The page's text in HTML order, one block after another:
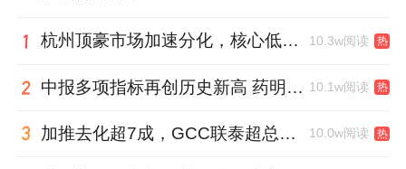
杭州顶豪市场加速分化，核心低密资产迎来价值兑现 10.3w阅读 热
中报多项指标再创历史新高 药明康德将高质量发展成果“分发”到位 10.1w阅读 热
加推去化超7成，GCC联泰超总湾再次引爆深圳顶豪市场认购热潮 10.0w阅读 热